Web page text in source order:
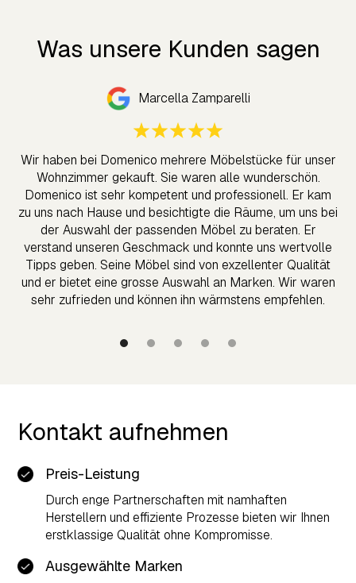
Was unsere Kunden sagen
Marcella Zamparelli
Wir haben bei Domenico mehrere Möbelstücke für unser
Wohnzimmer gekauft. Sie waren alle wunderschön.
Domenico ist sehr kompetent und professionell. Er kam
zu uns nach Hause und besichtigte die Räume, um uns bei
der Auswahl der passenden Möbel zu beraten. Er
verstand unseren Geschmack und konnte uns wertvolle
Tipps geben. Seine Möbel sind von exzellenter Qualität
und er bietet eine grosse Auswahl an Marken. Wir waren
sehr zufrieden und können ihn wärmstens empfehlen.
Kontakt aufnehmen
Preis-Leistung
Durch enge Partnerschaften mit namhaften
Herstellern und effiziente Prozesse bieten wir Ihnen
erstklassige Qualität ohne Kompromisse.
Ausgewählte Marken